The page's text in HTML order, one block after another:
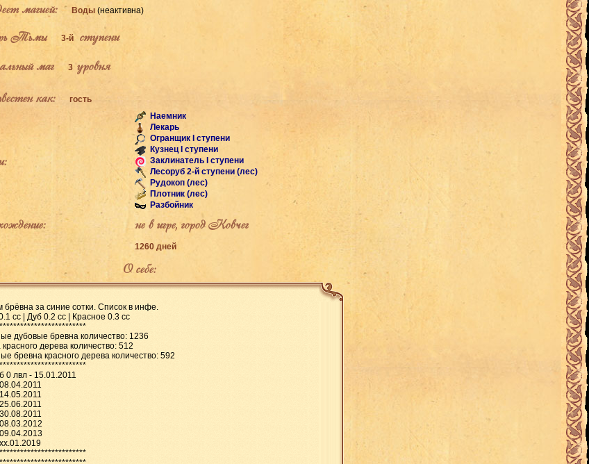
магией: Воды (неактивна)
Тьмы 3-й
ступени
маг
3 уровня
как:
гость
Наемник
Лекарь
Огранщик I ступени
Кузнец I ступени
Заклинатель I ступени
Лесоруб 2-й ступени (лес)
Рудокоп (лес)
Плотник (лес)
Разбойник
не в игре, город Ковчег
1260 дней
О себе:
брёвна за синие сотки. Список в инфе.
сс | Дуб 0.2 сс | Красное 0.3 сс
дубовые бревна количество: 1236
дерева количество: 512
бревна красного дерева количество: 592
0 лвл - 15.01.2011